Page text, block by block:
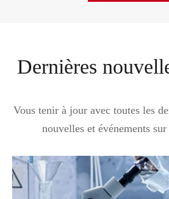
Dernières
Vous tenir à jour avec toutes les
nouvelles et événements